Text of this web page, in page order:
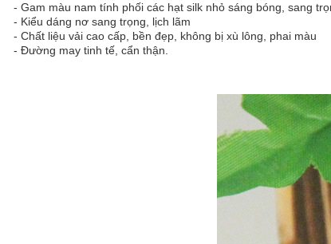
- Gam màu nam tính phối các hạt silk nhỏ sáng bóng, sang
- Kiểu dáng nơ sang trọng, lịch lãm
- Chất liệu vải cao cấp, bền đẹp, không bị xù lông, phai màu
- Đường may tinh tế, cẩn thận.